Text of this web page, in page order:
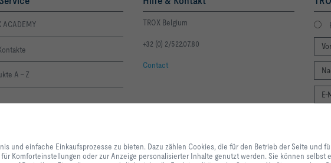
ACADEMY
A - Z
TROX Belgium
+32 (0) 2/522.07.80
Contact
unserer Dienstleistungen und Anwendungen notwendig sind, sowie solche, die lediglich zu
Statistikzwecken, für Komforteinstellungen oder zur Anzeige personalisierter Inhalte genutzt
und einfache Einkaufsprozesse zu bieten. Dazu zählen Cookies, die für den Betrieb der Seite und
Komforteinstellungen oder zur Anzeige personalisierter Inhalte genutzt werden. Sie können